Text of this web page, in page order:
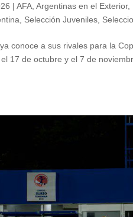
|AFA ,Argentinas en el Exterior,
Selección Juveniles
conoce a sus rivales para la
17 de octubre y el 7 de